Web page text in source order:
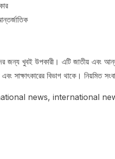
জন্য খুবই উপকারী। এটি জাতীয় এবং
সাক্ষাৎকারের বিভাগ থাকে। নিয়মিত
news, international